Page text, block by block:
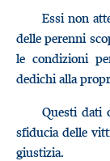
Essi non
delle perenni
le condizioni
dedichi alla
Questi dati
sfiducia delle
giustizia.